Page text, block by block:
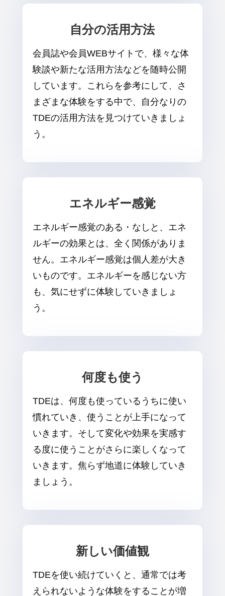
自分の活用方法
会員誌や会員WEBサイトで、様々な体
験談や新たな活用方法などを随時公開
しています。これらを参考にして、さ
まざまな体験をする中で、自分なりの
TDEの活用方法を見つけていきましょ
う。
エネルギー感覚
エネルギー感覚のある・なしと、エネ
ルギーの効果とは、全く関係がありま
せん。エネルギー感覚は個人差が大き
いものです。エネルギーを感じない方
も、気にせずに体験していきましょ
う。
何度も使う
TDEは、何度も使っているうちに使い
慣れていき、使うことが上手になって
いきます。そして変化や効果を実感す
る度に使うことがさらに楽しくなって
いきます。焦らず地道に体験していき
ましょう。
新しい価値観
TDEを使い続けていくと、通常では考
えられないような体験をすることが増